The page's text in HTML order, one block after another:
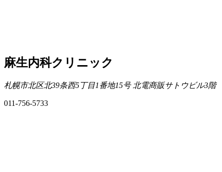
麻生内科クリニック
札幌市北区北39条西5丁目1番地15号 北電商販サトウビル3階
011-756-5733